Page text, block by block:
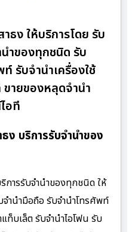
ธง ให้บริการโดย รับ
ำของทุกชนิด รับ
รับจำนำเครื่องใช้
ายของหลุดจำนำ
อที
ง บริการรับจำนำของ
การรับจำนำของทุกชนิด ให้
ำนำมือถือ รับจำนำโทรศัพท์
ท็บเล็ต รับจำนำไอโฟน รับ